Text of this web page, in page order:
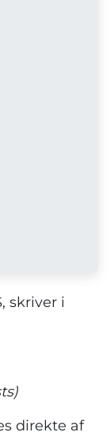
skriver i
direkte af